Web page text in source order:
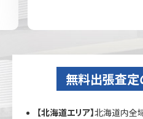
無料出張査定
【北海道エリア】北海道内全